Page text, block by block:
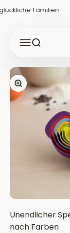
Zum Inhalt springen
Familien
Suche
Bild vergrößern
Unendlicher
nach Farben